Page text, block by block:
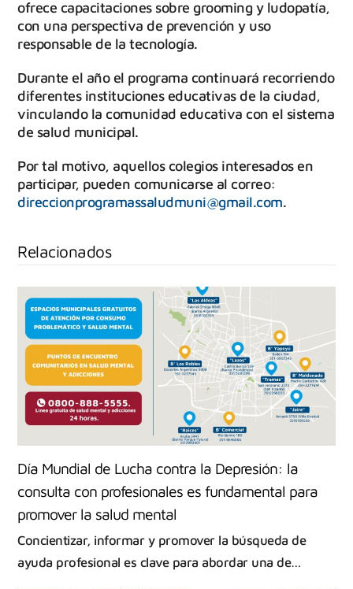
ofrece capacitaciones sobre grooming y ludopatía,
con una perspectiva de prevención y uso
responsable de la tecnología.
Durante el año el programa continuará recorriendo
diferentes instituciones educativas de la ciudad,
vinculando la comunidad educativa con el sistema
de salud municipal.
Por tal motivo, aquellos colegios interesados en
participar, pueden comunicarse al correo:
direccionprogramassaludmuni@gmail.com.
Relacionados
Día Mundial de Lucha contra la Depresión: la
consulta con profesionales es fundamental para
promover la salud mental
Concientizar, informar y promover la búsqueda de
ayuda profesional es clave para abordar una de…